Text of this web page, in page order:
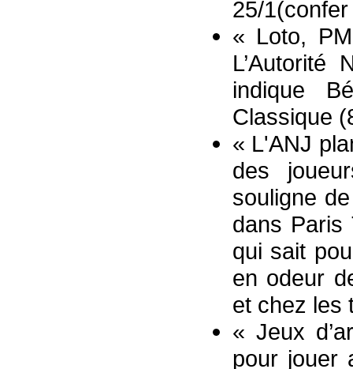
25/
« Loto,
L’Autorité
indique
Classique
« L'ANJ
des
souligne
dans
qui sait
en odeur
et chez les
« Jeux
pour jouer